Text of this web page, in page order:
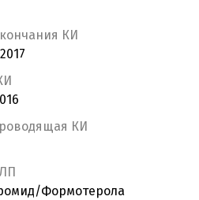
КИ
КИ
Формотерола